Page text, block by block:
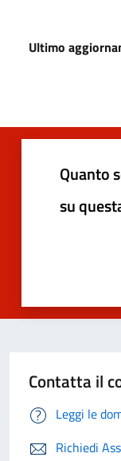
Ultimo
Quanto
su
Contatta il
Leggi le
Richiedi